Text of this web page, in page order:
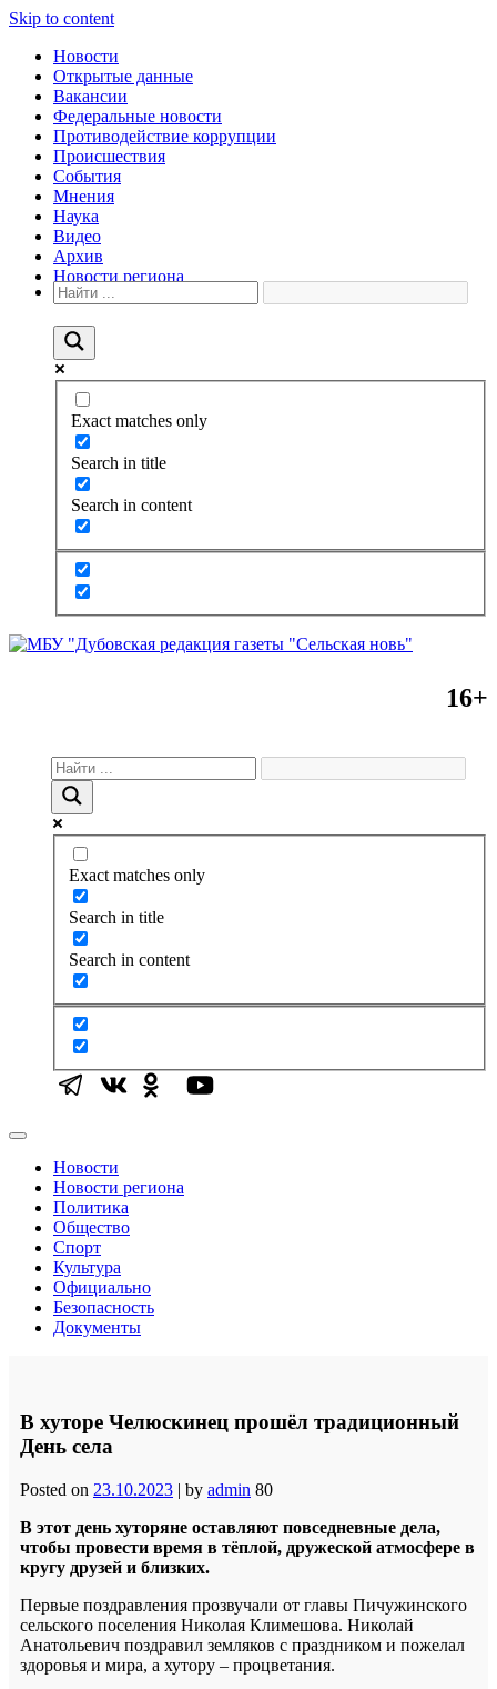
Skip to content
Новости
Открытые данные
Вакансии
Федеральные новости
Противодействие коррупции
Происшествия
События
Мнения
Наука
Видео
Архив
Новости региона
Exact matches only
Search in title
Search in content
16+
Exact matches only
Search in title
Search in content
Новости
Новости региона
Политика
Общество
Спорт
Культура
Официально
Безопасность
Документы
В хуторе Челюскинец прошёл традиционный
День села
Posted on 23.10.2023 | by admin 80
В этот день хуторяне оставляют повседневные дела,
чтобы провести время в тёплой, дружеской атмосфере в
кругу друзей и близких.
Первые поздравления прозвучали от главы Пичужинского
сельского поселения Николая Климешова. Николай
Анатольевич поздравил земляков с праздником и пожелал
здоровья и мира, а хутору – процветания.